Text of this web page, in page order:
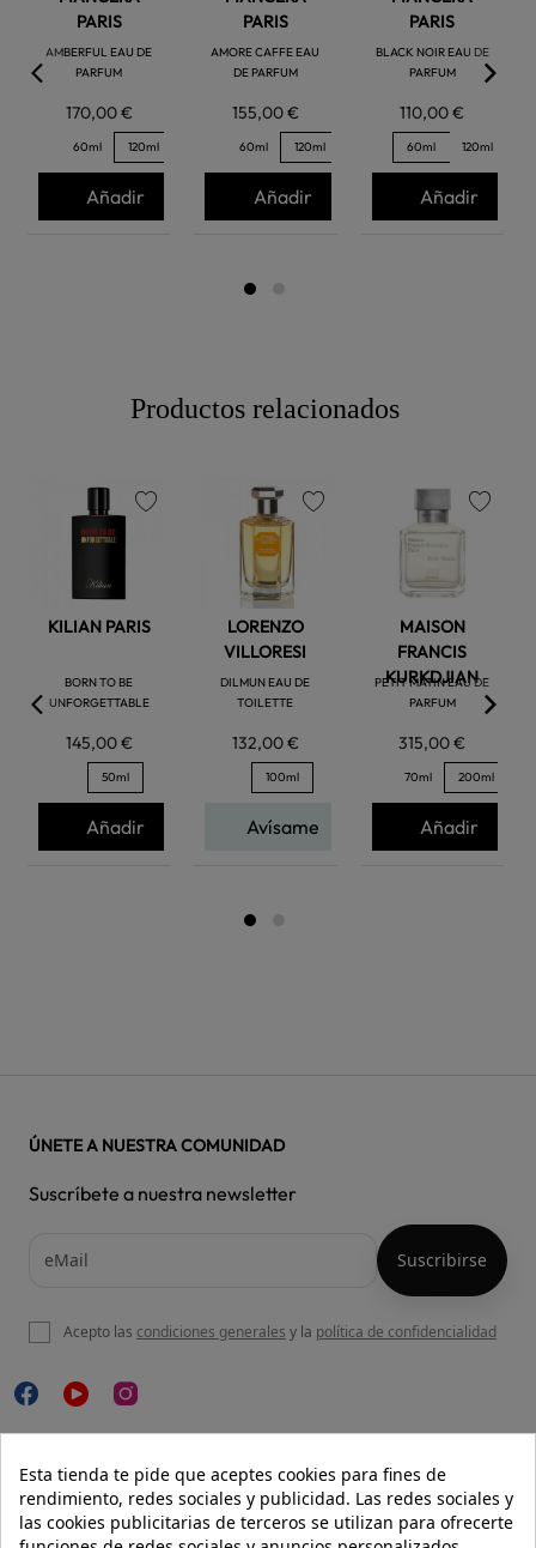
PARIS
AMBERFUL EAU DE
PARFUM
170,00 €
60ml 120ml
Añadir
PARIS
AMORE CAFFE EAU
DE PARFUM
155,00 €
60ml 120ml
Añadir
PARIS
BLACK NOIR EAU DE
PARFUM
110,00 €
60ml 120ml
Añadir
Productos relacionados
KILIAN PARIS
BORN TO BE
UNFORGETTABLE
145,00 €
50ml
Añadir
LORENZO
VILLORESI
DILMUN EAU DE
TOILETTE
132,00 €
100ml
Avísame
MAISON
FRANCIS
KURKDJIAN
PETIT MATIN EAU DE
PARFUM
315,00 €
70ml 200ml
Añadir
NUESTRA WEB
ÚNETE A NUESTRA COMUNIDAD
Suscríbete a nuestra newsletter
Acepto las condiciones generales y la política de confidencialidad
Esta tienda te pide que aceptes cookies para fines de
rendimiento, redes sociales y publicidad. Las redes sociales y
las cookies publicitarias de terceros se utilizan para ofrecerte